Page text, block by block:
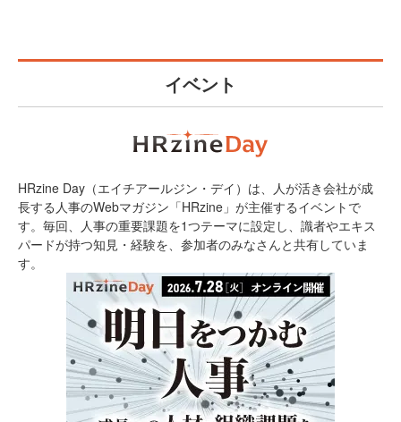
イベント
HRzine Day（エイチアールジン・デイ）は、人が活き会社が成
長する人事のWebマガジン「HRzine」が主催するイベントで
す。毎回、人事の重要課題を1つテーマに設定し、識者やエキス
パードが持つ知見・経験を、参加者のみなさんと共有していま
す。